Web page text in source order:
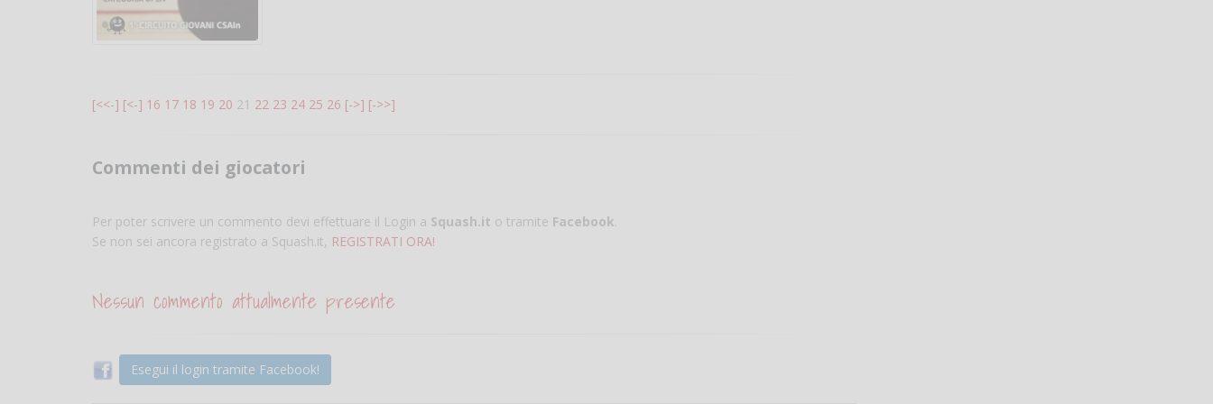
[<<-] [<-] 16 17 18 19 20 21 22 23 24 25 26 [->] [->>]
Commenti dei giocatori
Per poter scrivere un commento devi effettuare il Login a Squash.it o tramite Facebook.
Se non sei ancora registrato a Squash.it, REGISTRATI ORA!
Nessun commento attualmente presente
Esegui il login tramite Facebook!